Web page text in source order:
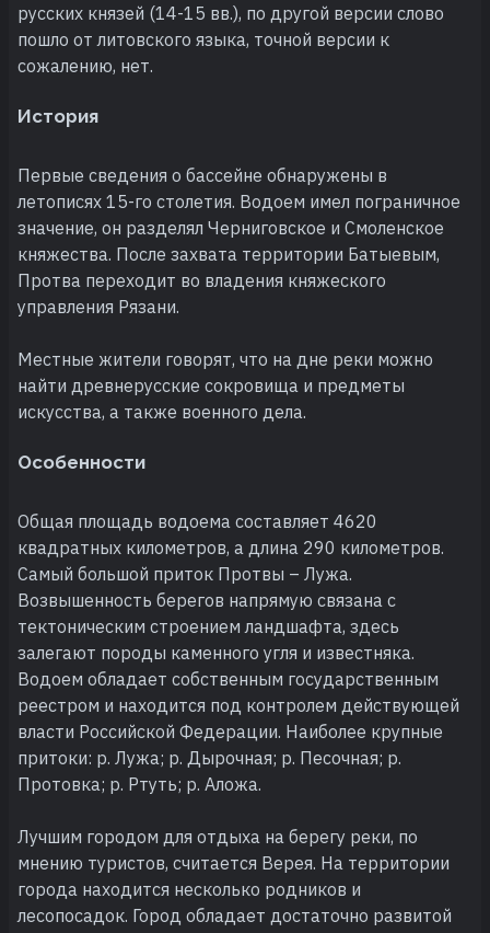
русских князей (14-15 вв.), по другой версии слово
пошло от литовского языка, точной версии к
сожалению, нет.
История
Первые сведения о бассейне обнаружены в
летописях 15-го столетия. Водоем имел пограничное
значение, он разделял Черниговское и Смоленское
княжества. После захвата территории Батыевым,
Протва переходит во владения княжеского
управления Рязани.
Местные жители говорят, что на дне реки можно
найти древнерусские сокровища и предметы
искусства, а также военного дела.
Особенности
Общая площадь водоема составляет 4620
квадратных километров, а длина 290 километров.
Самый большой приток Протвы – Лужа.
Возвышенность берегов напрямую связана с
тектоническим строением ландшафта, здесь
залегают породы каменного угля и известняка.
Водоем обладает собственным государственным
реестром и находится под контролем действующей
власти Российской Федерации. Наиболее крупные
притоки: р. Лужа; р. Дырочная; р. Песочная; р.
Протовка; р. Ртуть; р. Аложа.
Лучшим городом для отдыха на берегу реки, по
мнению туристов, считается Верея. На территории
города находится несколько родников и
лесопосадок. Город обладает достаточно развитой